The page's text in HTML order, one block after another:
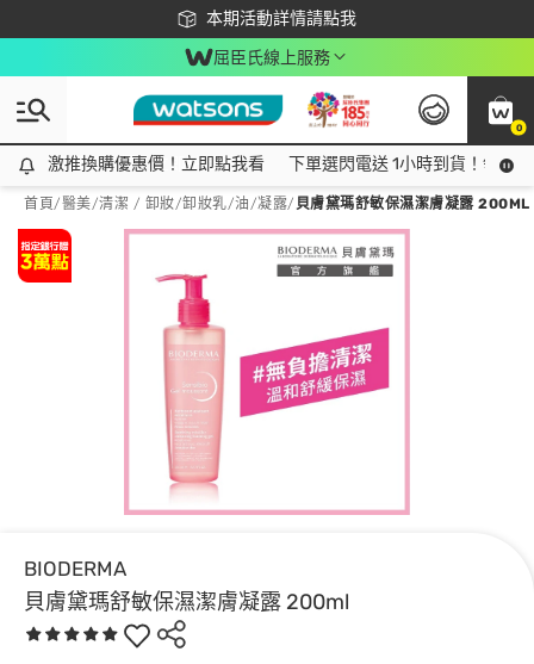
本期活動詳情請點我
下載app最高回饋$350
屈臣氏線上服務
0
激推換購優惠價！立即點我看
激推換購優惠價！立即點我看 下單選閃電送 1小時到貨！領神
首頁/醫美/清潔 / 卸妝/卸妝乳/油/凝露/ 貝膚黛瑪舒敏保濕潔膚凝露 200ML
BIODERMA
貝膚黛瑪舒敏保濕潔膚凝露 200ml